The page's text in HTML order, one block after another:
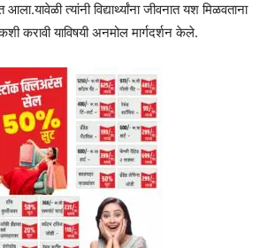
त्यांनी विद्यार्थ्यांना जीवनात यश मिळवताना
करावी याविषयी अनमोल मार्गदर्शन केले.